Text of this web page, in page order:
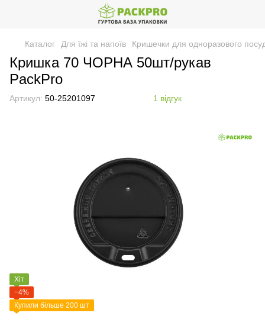
Каталог Для їжі та напоїв Кришечки для одноразового
Кришка 70 ЧОРНА 50шт/рукав
PackPro
Артикул: 50-25201097 1 відгук
Хіт
−4%
Купили більше 200 шт